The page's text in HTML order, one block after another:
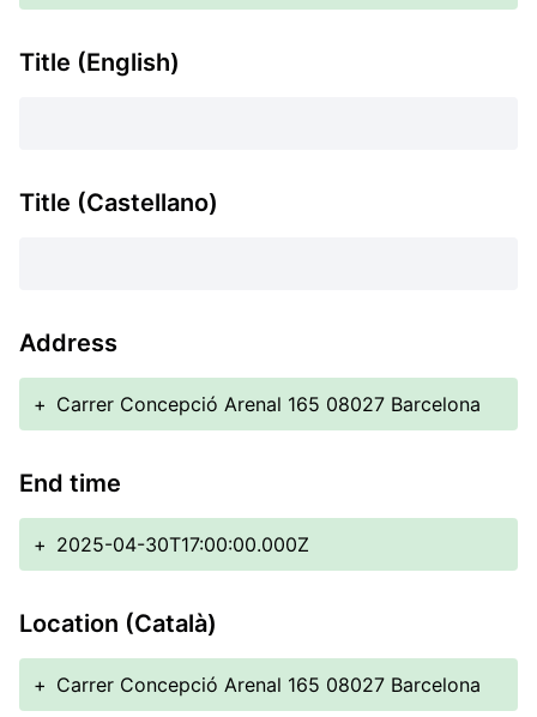
Title (English)
Title (Castellano)
Address
+ Carrer Concepció Arenal 165 08027 Barcelona
End time
+ 2025-04-30T17:00:00.000Z
Location (Català)
+ Carrer Concepció Arenal 165 08027 Barcelona